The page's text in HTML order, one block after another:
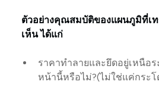
ตัวอย่างคุณสมบัติของแผนภูมิที่เ
เห็น ได้แก่
ราคาทำลายและยึดอยู่เหนือ
หน้านี้หรือไม่?(ไม่ใช่แค่กระโ